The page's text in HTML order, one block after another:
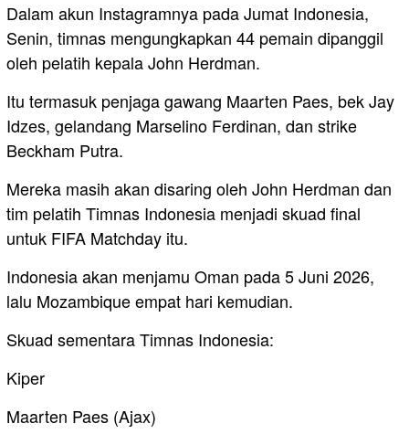
Dalam akun Instagramnya pada Jumat Indonesia,
Senin, timnas mengungkapkan 44 pemain dipanggil
oleh pelatih kepala John Herdman.
Itu termasuk penjaga gawang Maarten Paes, bek Jay
Idzes, gelandang Marselino Ferdinan, dan strike
Beckham Putra.
Mereka masih akan disaring oleh John Herdman dan
tim pelatih Timnas Indonesia menjadi skuad final
untuk FIFA Matchday itu.
Indonesia akan menjamu Oman pada 5 Juni 2026,
lalu Mozambique empat hari kemudian.
Skuad sementara Timnas Indonesia:
Kiper
Maarten Paes (Ajax)